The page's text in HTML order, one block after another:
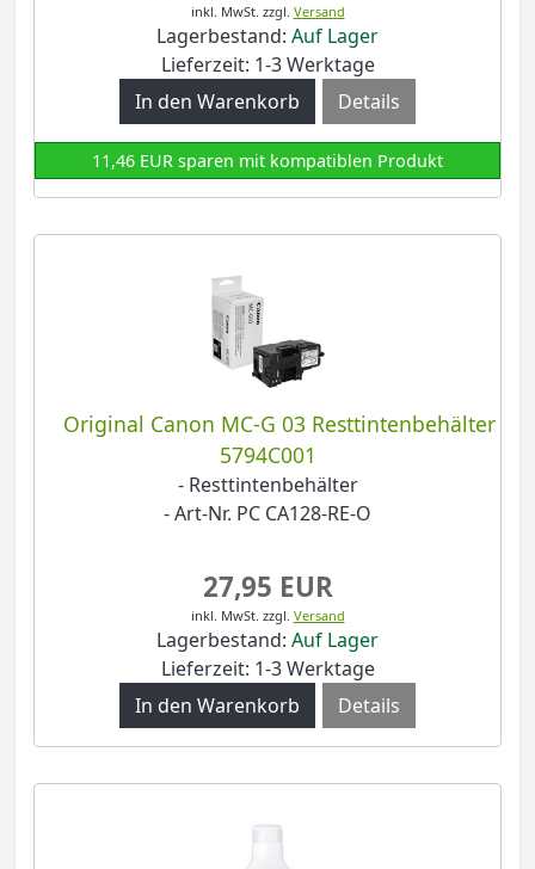
inkl. MwSt. zzgl. Versand
Lagerbestand: Auf Lager
Lieferzeit: 1-3 Werktage
Details
11,46 EUR sparen mit kompatiblen Produkt
Original Canon MC-G 03 Resttintenbehälter
5794C001
- Resttintenbehälter
- Art-Nr. PC CA128-RE-O
27,95 EUR
inkl. MwSt. zzgl. Versand
Lagerbestand: Auf Lager
Lieferzeit: 1-3 Werktage
Details